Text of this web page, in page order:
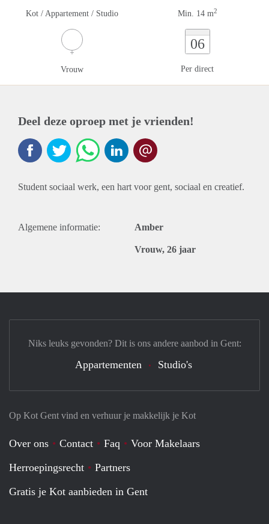
Kot / Appartement / Studio Min. 14 m2
Vrouw
06
Per direct
Deel deze oproep met je vrienden!
Student sociaal werk, een hart voor gent, sociaal en creatief.
Algemene informatie: Amber
Vrouw, 26 jaar
Op Kot Gent vind en verhuur je makkelijk je Kot
Over ons Contact Faq
Voor Makelaars
Herroepingsrecht
Partners
Gratis je Kot aanbieden in Gent
Niks leuks gevonden? Dit is ons andere aanbod in Gent:
Appartementen Studio's